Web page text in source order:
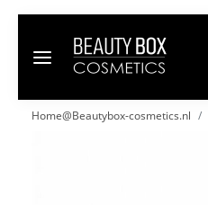
Home@Beautybox-cosmetics.nl